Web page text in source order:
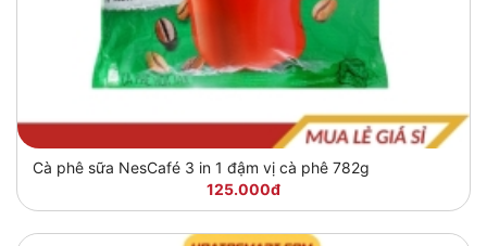
Cà phê sữa NesCafé 3 in 1 đậm vị cà phê 782g
125.000đ